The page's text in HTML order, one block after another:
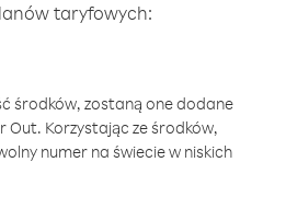
taryfowych:
środków, zostaną one dodane
Out. Korzystając ze środków,
numer na świecie w niskich